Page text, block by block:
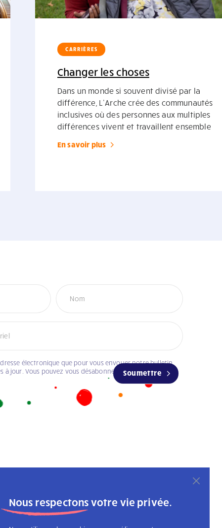
Nous respectons votre vie privée.
CARRIÈRES
Changer les choses
Dans un monde si souvent divisé par la
différence, L’Arche crée des communautés
inclusives où des personnes aux multiples
différences vivent et travaillent ensemble
En savoir plus
Soumettre
électronique que pour vous envoyer notre bulletin
à jour. Vous pouvez vous désabonner à tout moment.